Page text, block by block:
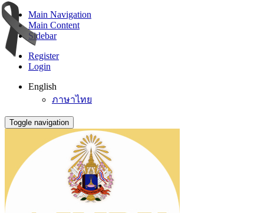
Main Navigation
Main Content
Sidebar
Register
Login
English
ภาษาไทย
Toggle navigation